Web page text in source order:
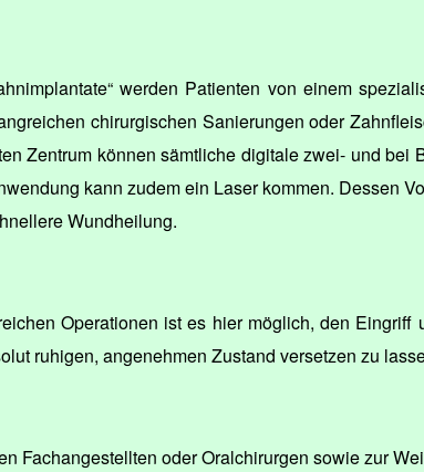
werden Patienten von einem
chirurgischen Sanierungen oder
Zentrum können sämtliche digitale zwei- und
kann zudem ein Laser kommen. Dessen
Wundheilung.
Operationen ist es hier möglich, den Eingriff
ruhigen, angenehmen Zustand versetzen zu
Fachangestellten oder Oralchirurgen sowie zur